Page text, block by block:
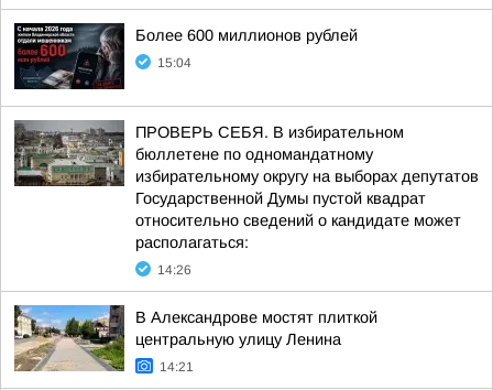
Более 600 миллионов рублей
15:04
ПРОВЕРЬ СЕБЯ. В избирательном
бюллетене по одномандатному
избирательному округу на выборах депутатов
Государственной Думы пустой квадрат
относительно сведений о кандидате может
располагаться:
14:26
В Александрове мостят плиткой
центральную улицу Ленина
14:21